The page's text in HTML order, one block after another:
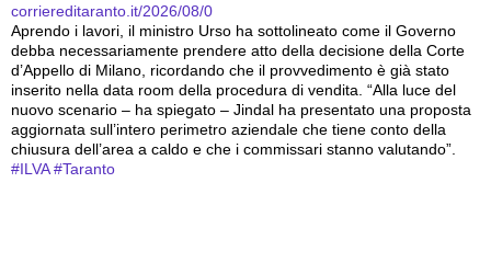
corriereditaranto.it/2026/08/0
Aprendo i lavori, il ministro Urso ha sottolineato come il Governo
debba necessariamente prendere atto della decisione della Corte
d’Appello di Milano, ricordando che il provvedimento è già stato
inserito nella data room della procedura di vendita. “Alla luce del
nuovo scenario – ha spiegato – Jindal ha presentato una proposta
aggiornata sull’intero perimetro aziendale che tiene conto della
chiusura dell’area a caldo e che i commissari stanno valutando”.
#ILVA #Taranto